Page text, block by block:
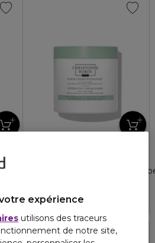
lotus blancheScrub crème hydratant à
expérience
utilisons des traceurs
de notre site,